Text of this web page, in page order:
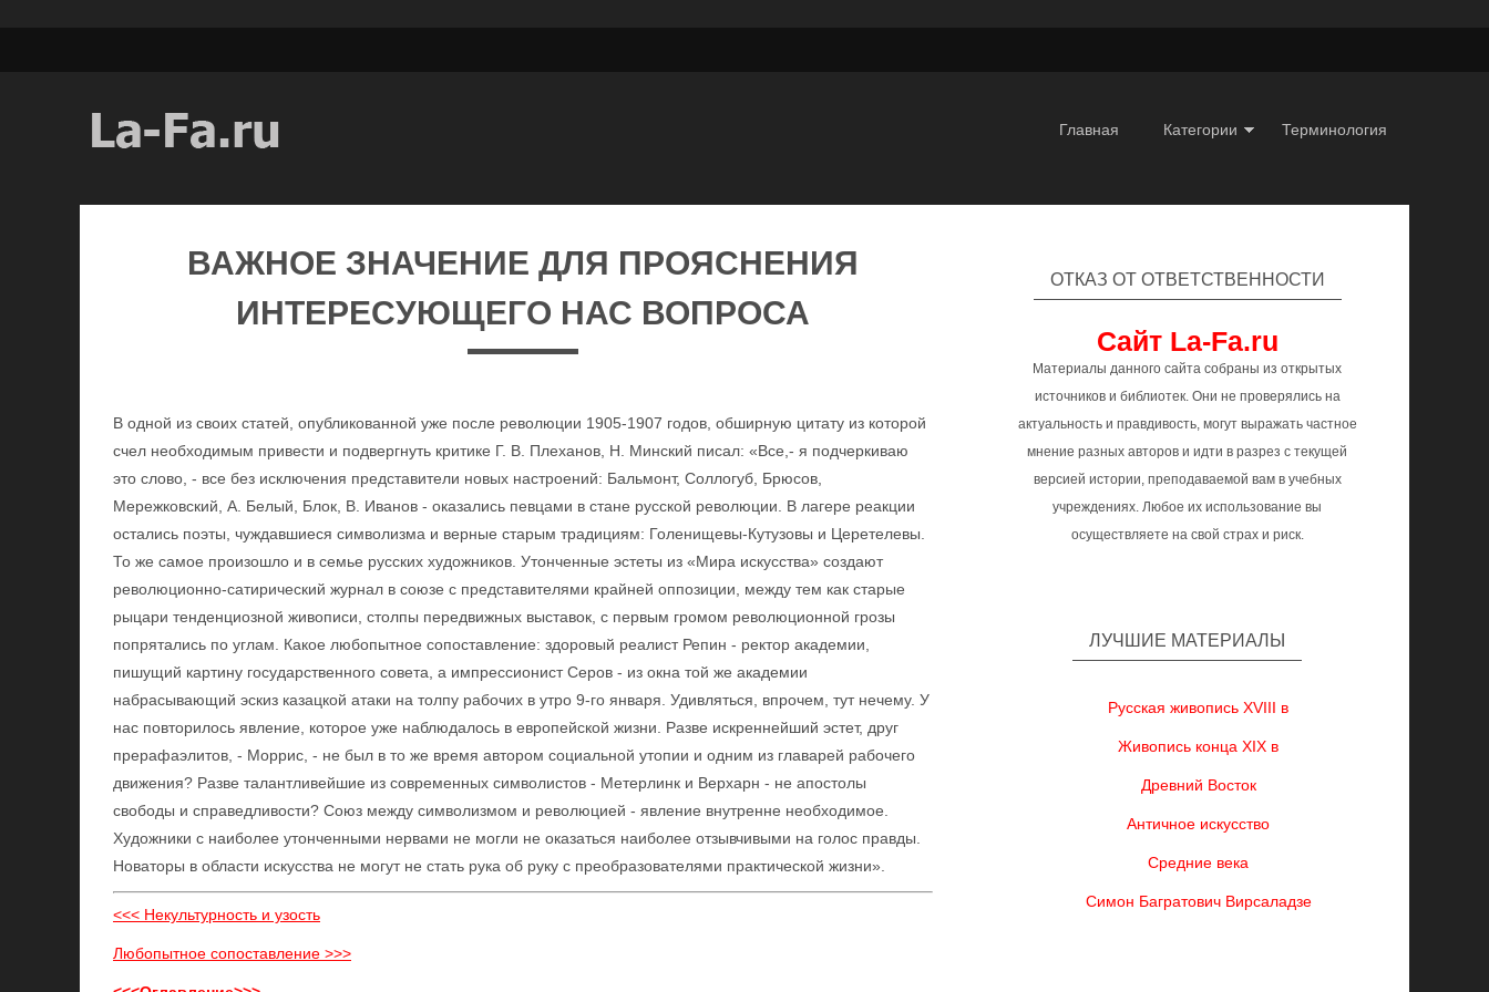
Главная Категории Терминология
ВАЖНОЕ ЗНАЧЕНИЕ ДЛЯ ПРОЯСНЕНИЯ
ИНТЕРЕСУЮЩЕГО НАС ВОПРОСА
В одной из своих статей, опубликованной уже после революции 1905-1907 годов, обширную цитату из которой
счел необходимым привести и подвергнуть критике Г. В. Плеханов, Н. Минский писал: «Все,- я подчеркиваю
это слово, - все без исключения представители новых настроений: Бальмонт, Соллогуб, Брюсов,
Мережковский, А. Белый, Блок, В. Иванов - оказались певцами в стане русской революции. В лагере реакции
остались поэты, чуждавшиеся символизма и верные старым традициям: Голенищевы-Кутузовы и Церетелевы.
То же самое произошло и в семье русских художников. Утонченные эстеты из «Мира искусства» создают
революционно-сатирический журнал в союзе с представителями крайней оппозиции, между тем как старые
рыцари тенденциозной живописи, столпы передвижных выставок, с первым громом революционной грозы
попрятались по углам. Какое любопытное сопоставление: здоровый реалист Репин - ректор академии,
пишущий картину государственного совета, а импрессионист Серов - из окна той же академии
набрасывающий эскиз казацкой атаки на толпу рабочих в утро 9-го января. Удивляться, впрочем, тут нечему. У
нас повторилось явление, которое уже наблюдалось в европейской жизни. Разве искреннейший эстет, друг
прерафаэлитов, - Моррис, - не был в то же время автором социальной утопии и одним из главарей рабочего
движения? Разве талантливейшие из современных символистов - Метерлинк и Верхарн - не апостолы
свободы и справедливости? Союз между символизмом и революцией - явление внутренне необходимое.
Художники с наиболее утонченными нервами не могли не оказаться наиболее отзывчивыми на голос правды.
Новаторы в области искусства не могут не стать рука об руку с преобразователями практической жизни».
<<< Некультурность и узость
Любопытное сопоставление >>>
ОТКАЗ ОТ ОТВЕТСТВЕННОСТИ
Сайт La-Fa.ru
Материалы данного сайта собраны из открытых
источников и библиотек. Они не проверялись на
актуальность и правдивость, могут выражать частное
мнение разных авторов и идти в разрез с текущей
версией истории, преподаваемой вам в учебных
учреждениях. Любое их использование вы
осуществляете на свой страх и риск.
ЛУЧШИЕ МАТЕРИАЛЫ
Русская живопись XVIII в
Живопись конца XIX в
Древний Восток
Античное искусство
Средние века
Симон Багратович Вирсаладзе